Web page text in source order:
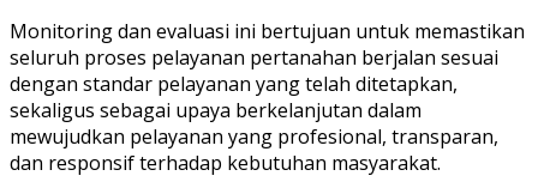
Monitoring dan evaluasi ini bertujuan untuk memastikan
seluruh proses pelayanan pertanahan berjalan sesuai
dengan standar pelayanan yang telah ditetapkan,
sekaligus sebagai upaya berkelanjutan dalam
mewujudkan pelayanan yang profesional, transparan,
dan responsif terhadap kebutuhan masyarakat.